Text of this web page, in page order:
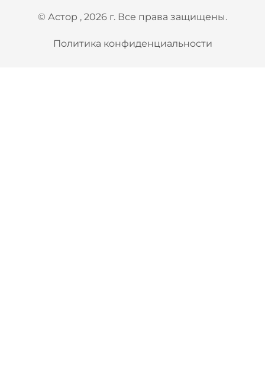
© Астор , 2026 г. Все права защищены.
Политика конфиденциальности